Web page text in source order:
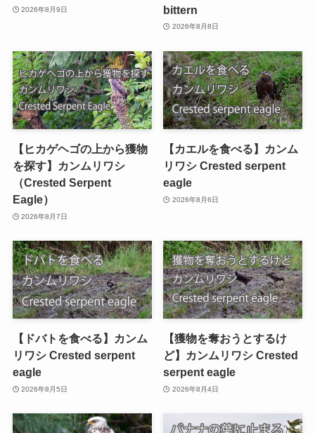
2026年8月9日
bittern
2026年8月8日
【ヒカゲヘゴの上から獲物
を探す】カンムリワシ
（Crested Serpent
Eagle）
2026年8月7日
【カエルを食べる】カンム
リワシ Crested serpent
eagle
2026年8月6日
【ドバトを食べる】カンム
リワシ Crested serpent
eagle
2026年8月5日
【獲物を奪おうとするけ
ど】カンムリワシ Crested
serpent eagle
2026年8月4日